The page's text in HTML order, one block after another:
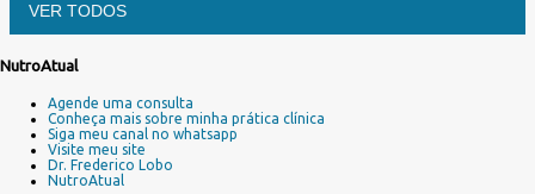
VER TODOS
NutroAtual
Agende uma consulta
Conheça mais sobre minha prática clínica
Siga meu canal no whatsapp
Visite meu site
Dr. Frederico Lobo
NutroAtual